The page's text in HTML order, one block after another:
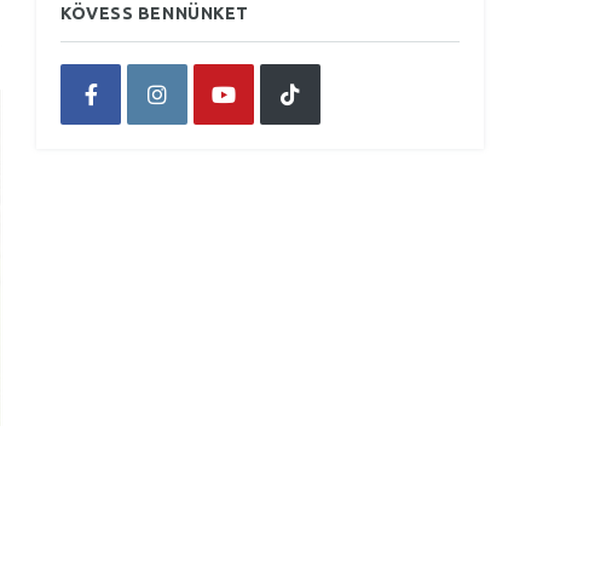
KÖVESS BENNÜNKET